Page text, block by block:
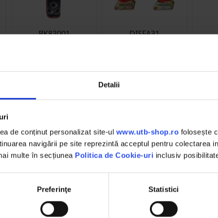
Detalii
de conținut personalizat site-ul www.utb-shop.ro folosește
navigării pe site reprezintă acceptul pentru colectarea
multe în secțiunea Politica de Cookie-uri inclusiv
Preferinţe Statistici
BK83001
(132)
DISFA31
La livrare, verifici produsele
împreună cu șoferul înainte de a